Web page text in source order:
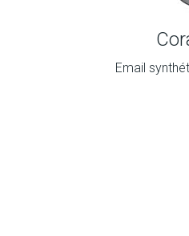
Email